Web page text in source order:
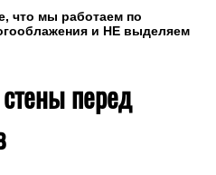
что мы работаем по
и НЕ выделяем
перед